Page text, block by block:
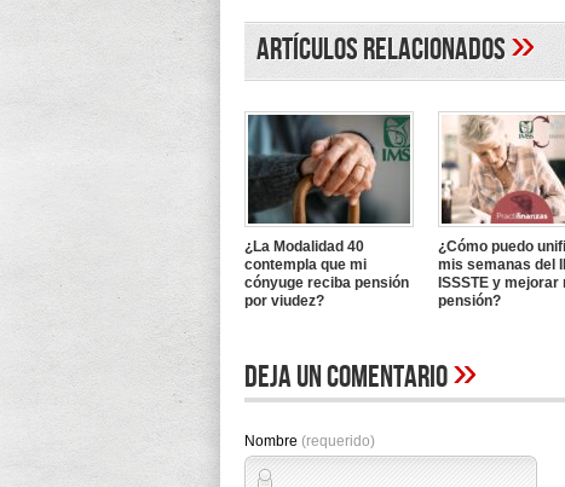
Artículos Relacionados»
¿La Modalidad 40
contempla que mi
cónyuge reciba pensión
por viudez?
¿Cómo puedo
mis semanas del
ISSSTE y mejorar
pensión?
Deja un comentario»
Nombre (requerido)